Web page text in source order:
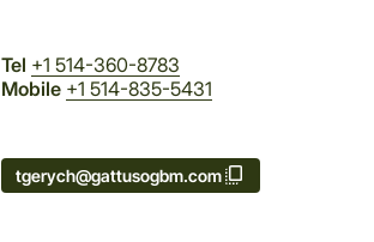
Tel +1 514-360-8783
Mobile +1 514-835-5431
tgerych@gattusogbm.com